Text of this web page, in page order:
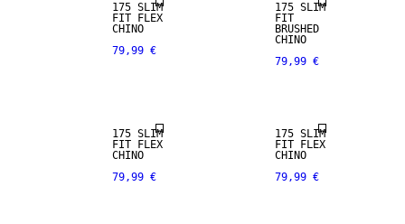
175 SLIM
FIT FLEX
CHINO
79,99 €
175 SLIM
FIT
BRUSHED
CHINO
79,99 €
175 SLIM
FIT FLEX
CHINO
79,99 €
NEW
175 SLIM
FIT FLEX
CHINO
79,99 €
NEW